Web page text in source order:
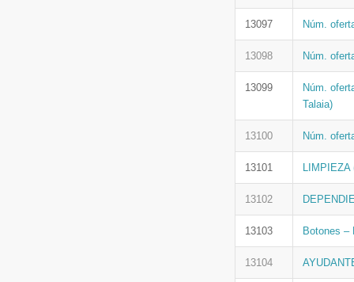
13097 Núm.
13098 Núm.
13099
Núm.
Talaia)
13100 Núm.
13101 LIMPIEZA
13102
13103 Botones –
13104